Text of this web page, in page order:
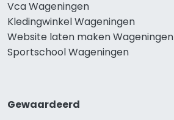
Vca Wageningen
Kledingwinkel Wageningen
Website laten maken Wageningen
Sportschool Wageningen
Gewaardeerd